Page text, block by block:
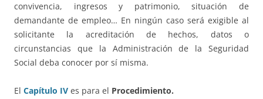
convivencia, ingresos y patrimonio, situación de
demandante de empleo… En ningún caso será exigible al
solicitante la acreditación de hechos, datos o
circunstancias que la Administración de la Seguridad
Social deba conocer por sí misma.
El Capítulo IV es para el Procedimiento.